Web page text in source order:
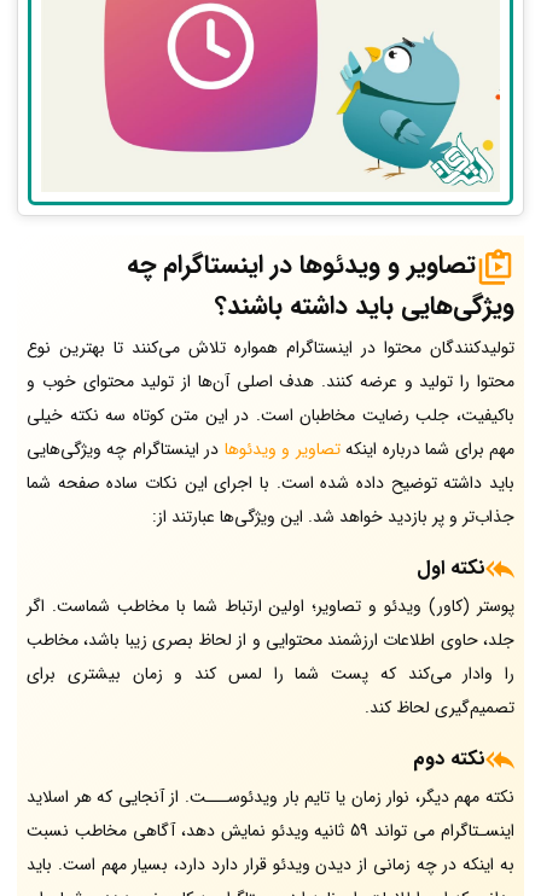
تصاویر و ویدئوها در اینستاگرام چه
ویژگی‌هایی باید داشته باشند؟
تولیدکنندگان محتوا در اینستاگرام همواره تلاش می‌کنند تا بهترین نوع
محتوا را تولید و عرضه کنند. هدف اصلی آن‌ها از تولید محتوای خوب و
باکیفیت، جلب رضایت مخاطبان است. در این متن کوتاه سه نکته خیلی
مهم برای شما درباره اینکهتصاویر و ویدئوها در اینستاگرام چه ویژگی‌هایی
باید داشته توضیح داده شده است. با اجرای این نکات ساده صفحه شما
جذاب‌تر و پر بازدید خواهد شد. این ویژگی‌ها عبارتند از:
نکته اول
پوستر (کاور) ویدئو و تصاویر؛ اولین ارتباط شما با مخاطب شماست. اگر
جلد، حاوی اطلاعات ارزشمند محتوایی و از لحاظ بصری زیبا باشد، مخاطب
را وادار می‌کند که پست شما را لمس کند و زمان بیشتری برای
تصمیم‌گیری لحاظ کند.
نکته دوم
نکته مهم دیگر، نوار زمان یا تایم بار ویدئوســـت. از آنجایی که هر اسلاید
اینسـتاگرام می تواند 59 ثانیه ویدئو نمایش دهد، آگاهی مخاطب نسبت
به اینکه در چه زمانی از دیدن ویدئو قرار دارد دارد، بسیار مهم است. باید